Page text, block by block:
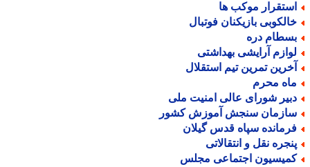
موکب ها
بازیکنان فوتبال
دره
آرایشی بهداشتی
تمرین تیم استقلال
محرم
شورای عالی امنیت ملی
سنجش آموزش کشور
سپاه قدس گیلان
نقل و انتقالاتی
اجتماعی مجلس